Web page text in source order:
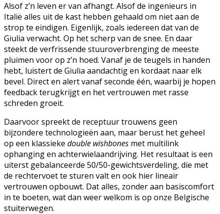
Alsof z’n leven er van afhangt. Alsof de ingenieurs in
Italië alles uit de kast hebben gehaald om niet aan de
strop te eindigen. Eigenlijk, zoals iedereen dat van de
Giulia verwacht. Op het scherp van de snee. En daar
steekt de verfrissende stuuroverbrenging de meeste
pluimen voor op z’n hoed. Vanaf je de teugels in handen
hebt, luistert de Giulia aandachtig en kordaat naar elk
bevel. Direct en alert vanaf seconde één, waarbij je hopen
feedback terugkrijgt en het vertrouwen met rasse
schreden groeit.
Daarvoor spreekt de receptuur trouwens geen
bijzondere technologieën aan, maar berust het geheel
op een klassieke double wishbones met multilink
ophanging en achterwielaandrijving. Het resultaat is een
uiterst gebalanceerde 50/50-gewichtsverdeling, die met
de rechtervoet te sturen valt en ook hier lineair
vertrouwen opbouwt. Dat alles, zonder aan basiscomfort
in te boeten, wat dan weer welkom is op onze Belgische
stuiterwegen.